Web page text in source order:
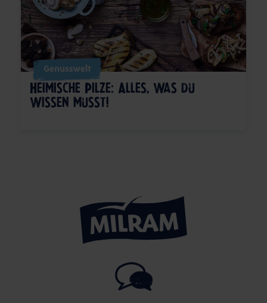
Genusswelt
Heimische Pilze: Alles, was du
wissen musst!